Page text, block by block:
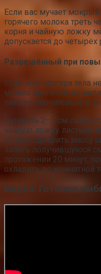
Если вас мучает
горячего молока треть
корня и чайную ложку
допускается до четырёх
Разрешённый при
Если температура тела
можно приготовить
пить исключительно в
Натереть 2–3 см
чайную ложку листьев
можно сдобрить массу
Залить получившуюся
протяжении 20 минут,
охладить до комнатной
Видео: Готовим